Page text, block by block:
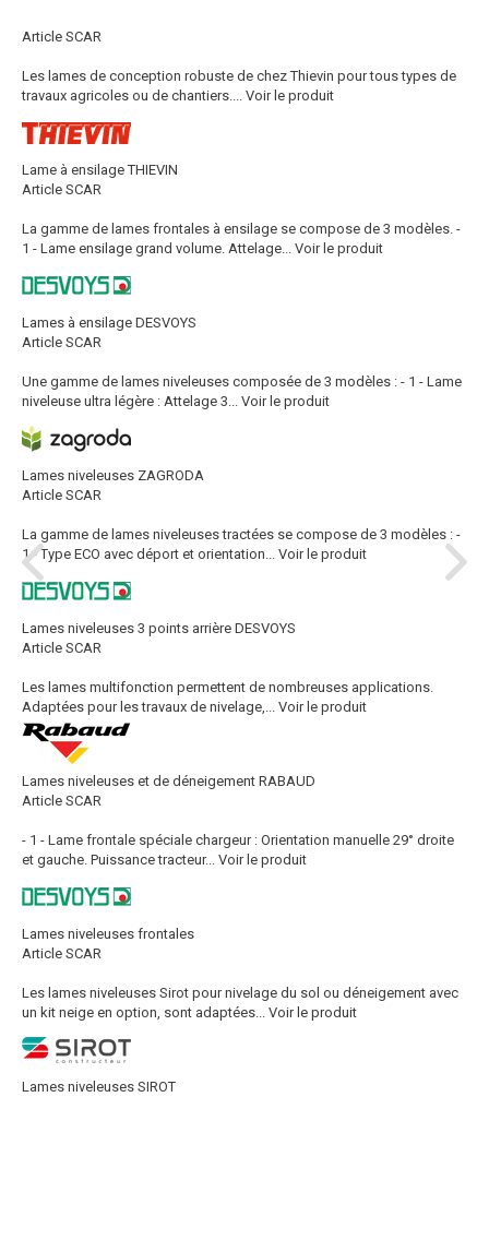
Article SCAR
Les lames de conception robuste de chez Thievin pour tous types de
travaux agricoles ou de chantiers.... Voir le produit
Lame à ensilage THIEVIN
Article SCAR
La gamme de lames frontales à ensilage se compose de 3 modèles. -
1 - Lame ensilage grand volume. Attelage... Voir le produit
Lames à ensilage DESVOYS
Article SCAR
Une gamme de lames niveleuses composée de 3 modèles : - 1 - Lame
niveleuse ultra légère : Attelage 3... Voir le produit
Lames niveleuses ZAGRODA
Article SCAR
La gamme de lames niveleuses tractées se compose de 3 modèles : -
1 - Type ECO avec déport et orientation... Voir le produit
Lames niveleuses 3 points arrière DESVOYS
Article SCAR
Les lames multifonction permettent de nombreuses applications.
Adaptées pour les travaux de nivelage,... Voir le produit
Lames niveleuses et de déneigement RABAUD
Article SCAR
- 1 - Lame frontale spéciale chargeur : Orientation manuelle 29° droite
et gauche. Puissance tracteur... Voir le produit
Lames niveleuses frontales
Article SCAR
Les lames niveleuses Sirot pour nivelage du sol ou déneigement avec
un kit neige en option, sont adaptées... Voir le produit
Lames niveleuses SIROT